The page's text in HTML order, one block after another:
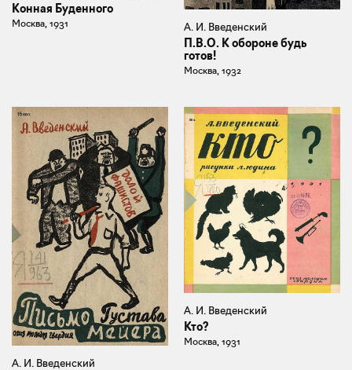
Конная Буденного
Москва, 1931 А. И. Введенский
П.В.О. К обороне будь
готов!
Москва, 1932
А. И. Введенский
А. И. Введенский
Кто?
Москва, 1931